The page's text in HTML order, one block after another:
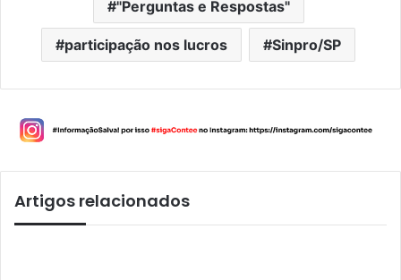
"Perguntas e Respostas"
participação nos lucros Sinpro/SP
Artigos relacionados